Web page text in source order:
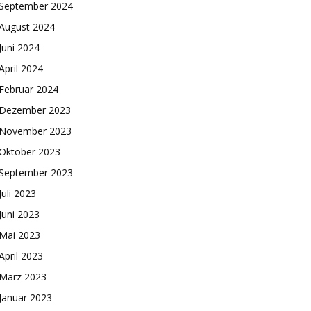
2024
2024
2024
2024
2024
2023
2023
2023
2023
2023
2023
2023
2023
2023
2023